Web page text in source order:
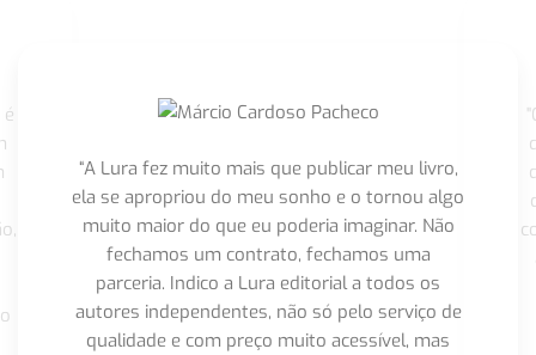
“A Lura fez muito mais que publicar meu livro,
ela se apropriou do meu sonho e o tornou algo
muito maior do que eu poderia imaginar. Não
fechamos um contrato, fechamos uma
parceria. Indico a Lura editorial a todos os
autores independentes, não só pelo serviço de
qualidade e com preço muito acessível, mas